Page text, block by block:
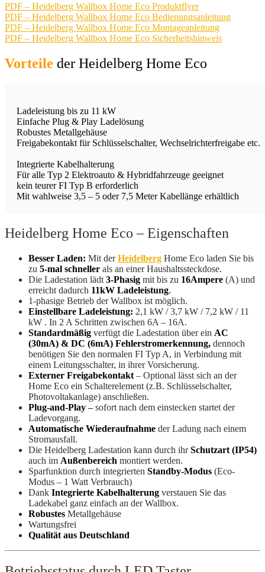
PDF – Heidelberg Wallbox Home Eco Produktflyer
PDF – Heidelberg Wallbox Home Eco Bedienungsanleitung
PDF – Heidelberg Wallbox Home Eco Montageanleitung
PDF – Heidelberg Wallbox Home Eco Sicherheitshinweis
Vorteile der Heidelberg Home Eco
Ladeleistung bis zu 11 kW
Einfache Plug & Play Ladelösung
Robustes Metallgehäuse
Freigabekontakt für Schlüsselschalter, Wechselrichterfreigabe etc.
Integrierte Kabelhalterung
Für alle Typ 2 Elektroauto & Hybridfahrzeuge geeignet
kein teurer FI Typ B erforderlich
Mit wahlweise 3,5 – 5 oder 7,5 Meter Kabellänge erhältlich
Heidelberg Home Eco – Eigenschaften
Besser Laden: Mit derHeidelberg Home Eco laden Sie bis
zu 5-mal schneller als an einer Haushaltssteckdose.
Die Ladestation lädt 3-Phasig mit bis zu 16Ampere (A) und
erreicht dadurch 11kW Ladeleistung.
1-phasige Betrieb der Wallbox ist möglich.
Einstellbare Ladeleistung: 2,1 kW / 3,7 kW / 7,2 kW / 11
kW . In 2 A Schritten zwischen 6A – 16A.
Standardmäßig verfügt die Ladestation über ein AC
(30mA) & DC (6mA) Fehlerstromerkennung, dennoch
benötigen Sie den normalen FI Typ A, in Verbindung mit
einem Leitungsschalter, in ihrer Vorsicherung.
Externer Freigabekontakt – Optional lässt sich an der
Home Eco ein Schalterelement (z.B. Schlüsselschalter,
Photovoltakanlage) anschließen.
Plug-and-Play–sofort nach dem einstecken startet der
Ladevorgang.
Automatische Wiederaufnahme der Ladung nach einem
Stromausfall.
Die Heidelberg Ladestation kann durch ihrSchutzart (IP54)
auch im Außenbereich montiert werden.
Sparfunktion durch integrierten Standby-Modus (Eco-
Modus – 1 Watt Verbrauch)
Dank Integrierte Kabelhalterung verstauen Sie das
Ladekabel ganz einfach an der Wallbox.
Robustes Metallgehäuse
Wartungsfrei
Qualität aus Deutschland